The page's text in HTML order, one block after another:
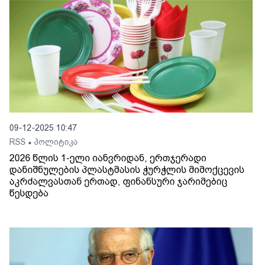
09-12-2025 10:47
RSS • პოლიტიკა
2026 წლის 1-ელი იანვრიდან, ერთჯერადი
დანიშნულების პლასტმასის ჭურჭლის მიმოქცევის
აკრძალვასთან ერთად, ფინანსური ჯარიმებიც
წესდება